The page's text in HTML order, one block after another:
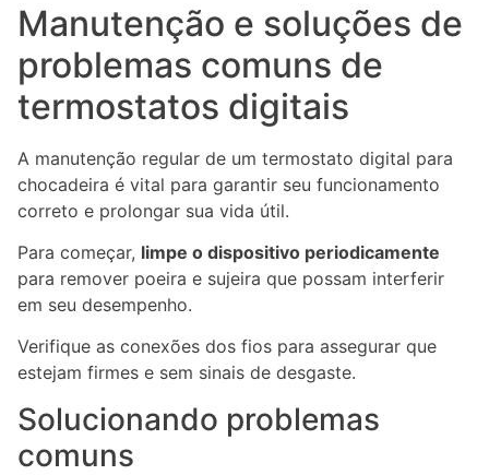
Manutenção e soluções de
problemas comuns de
termostatos digitais
A manutenção regular de um termostato digital para
chocadeira é vital para garantir seu funcionamento
correto e prolongar sua vida útil.
Para começar, limpe o dispositivo periodicamente
para remover poeira e sujeira que possam interferir
em seu desempenho.
Verifique as conexões dos fios para assegurar que
estejam firmes e sem sinais de desgaste.
Solucionando problemas
comuns